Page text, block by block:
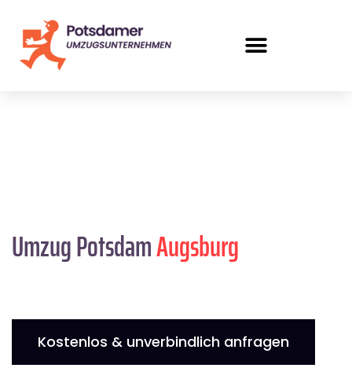
Umzug PotsdamAugsburg
Kostenlos & unverbindlich anfragen